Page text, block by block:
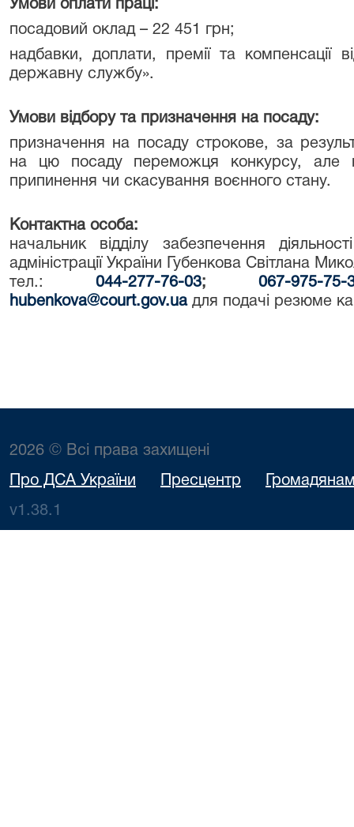
Умови оплати праці:
посадовий оклад – 22 451 грн;
надбавки, доплати, премії та компенсації
державну службу».
Умови відбору та призначення на посаду:
призначення на посаду строкове, за
на цю посаду переможця конкурсу, але
припинення чи скасування воєнного стану.
Контактна особа:
начальник відділу забезпечення
адміністрації України Губенкова Світлана
тел.: 044-277-76-03; 067-975-75-
hubenkova@court.gov.ua для подачі резюме
2026 © Всі права захищені
Про ДСА України Пресцентр
v1.38.1